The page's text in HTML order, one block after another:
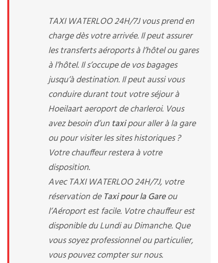
TAXI WATERLOO 24H/7J vous prend en
charge dès votre arrivée. Il peut assurer
les transferts aéroports à l’hôtel ou gares
à l’hôtel. Il s’occupe de vos bagages
jusqu’à destination. Il peut aussi vous
conduire durant tout votre séjour à
Hoeilaart aeroport de charleroi. Vous
avez besoin d’un taxipour aller à la gare
ou pour visiter les sites historiques ?
Votre chauffeur restera à votre
disposition.
Avec TAXI WATERLOO 24H/7J, votre
réservation de Taxi pour la Gareou
l’Aéroport est facile. Votre chauffeur est
disponible du Lundi au Dimanche. Que
vous soyez professionnel ou particulier,
vous pouvez compter sur nous.